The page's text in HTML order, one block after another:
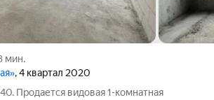
мин.
, 4 квартал 2020
Продается видовая 1-комнатная